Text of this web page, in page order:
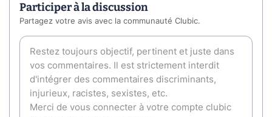
Participer à la discussion
Partagez votre avis avec la communauté Clubic.